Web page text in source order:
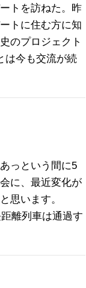
トを訪ねた。昨
トに住む方に知
のプロジェクト
は今も交流が続
っという間に5
に、最近変化が
思います。
離列車は通過す